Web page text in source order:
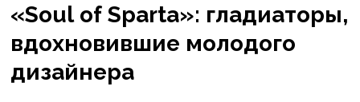
«Soul of Sparta»: гладиаторы,
вдохновившие молодого
дизайнера